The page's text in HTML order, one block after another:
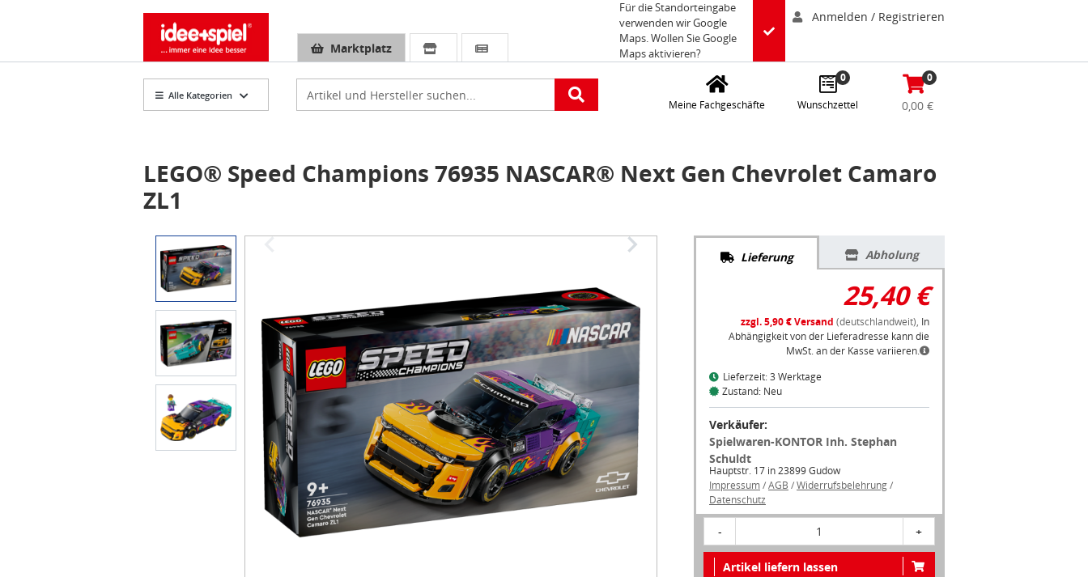
Marktplatz
Für die Standorteingabe
verwenden wir Google
Maps. Wollen Sie Google
Maps aktivieren?
Anmelden / Registrieren
Alle Kategorien
Meine Fachgeschäfte
0
Wunschzettel
0
0,00 €
LEGO® Speed Champions 76935 NASCAR® Next Gen Chevrolet Camaro
ZL1
Lieferung Abholung
25,40 €
zzgl. 5,90 € Versand (deutschlandweit), In
Abhängigkeit von der Lieferadresse kann die
MwSt. an der Kasse variieren.
Lieferzeit: 3 Werktage
Zustand: Neu
Verkäufer:
Spielwaren-KONTOR Inh. Stephan
Schuldt
Hauptstr. 17 in 23899 Gudow
Impressum/AGB /Widerrufsbelehrung/
Datenschutz
- 1 +
Artikel liefern lassen